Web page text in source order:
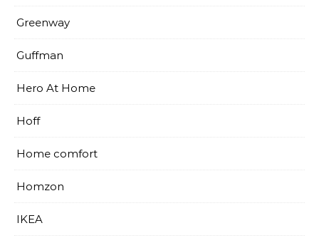
Greenway
Guffman
Hero At Home
Hoff
Home comfort
Homzon
IKEA